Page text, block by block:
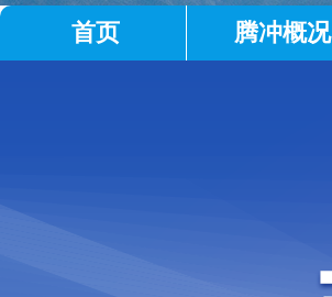
首页 腾冲概况